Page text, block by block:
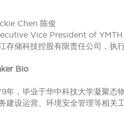
Chen 陈俊
Vice President of YMTH
存储科技控股有限责任公司，执
Bio
年，毕业于华中科技大学凝聚态
建设运营、环境安全管理等相关